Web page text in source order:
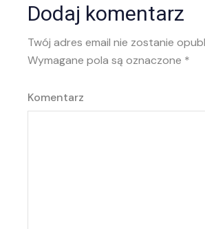
Dodaj komentarz
Twój adres email nie zostanie
Wymagane pola są oznaczone *
Komentarz